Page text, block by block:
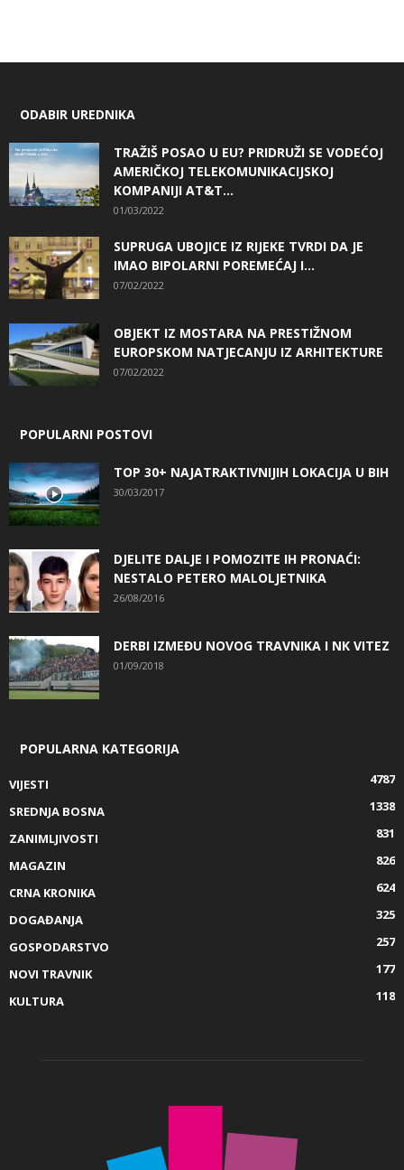
ODABIR UREDNIKA
TRAŽIŠ POSAO U EU? PRIDRUŽI SE VODEĆOJ
AMERIČKOJ TELEKOMUNIKACIJSKOJ
KOMPANIJI AT&T...
01/03/2022
SUPRUGA UBOJICE IZ RIJEKE TVRDI DA JE
IMAO BIPOLARNI POREMEĆAJ I...
07/02/2022
OBJEKT IZ MOSTARA NA PRESTIŽNOM
EUROPSKOM NATJECANJU IZ ARHITEKTURE
07/02/2022
POPULARNI POSTOVI
TOP 30+ NAJATRAKTIVNIJIH LOKACIJA U BIH
30/03/2017
DJELITE DALJE I POMOZITE IH PRONAĆI:
NESTALO PETERO MALOLJETNIKA
26/08/2016
DERBI IZMEĐU NOVOG TRAVNIKA I NK VITEZ
01/09/2018
POPULARNA KATEGORIJA
VIJESTI
4787
SREDNJA BOSNA
1338
ZANIMLJIVOSTI
831
MAGAZIN
826
CRNA KRONIKA
624
DOGAĐANJA
325
GOSPODARSTVO
257
NOVI TRAVNIK
177
KULTURA
118